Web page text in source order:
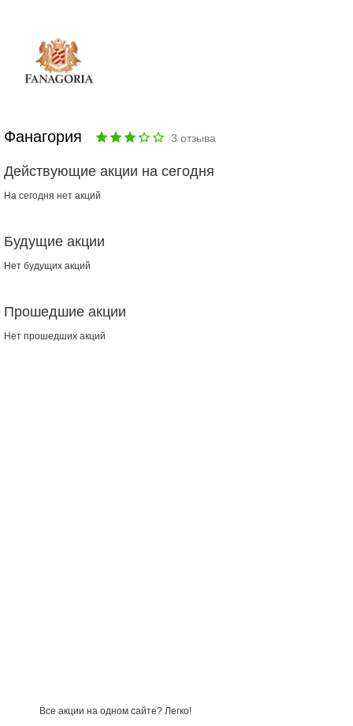
Фанагория 3 отзыва
Действующие акции на сегодня
На сегодня нет акций
Будущие акции
Нет будущих акций
Прошедшие акции
Нет прошедших акций
Все акции на одном сайте? Легко!